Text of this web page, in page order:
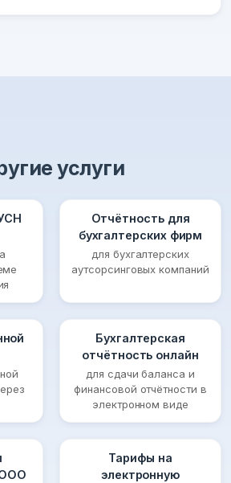
услуги
Отчётность для
бухгалтерских фирм
для бухгалтерских
аутсорсинговых компаний
Бухгалтерская
отчётность онлайн
для сдачи баланса и
финансовой отчётности в
электронном виде
ООО
Тарифы на
электронную